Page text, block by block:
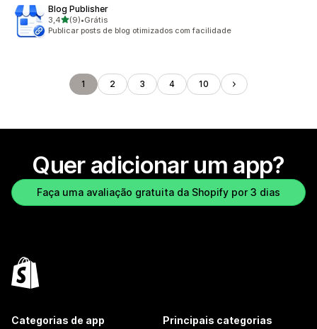
Blog Publisher
3,4de 5 estrelas
(9)
9 avaliações ao todo
•Grátis
Publicar posts de blog otimizados com facilidade
1 2 3 4 10
Quer adicionar um app?
Faça uma avaliação gratuita da Shopify por 3 dias
Categorias de app Principais categorias